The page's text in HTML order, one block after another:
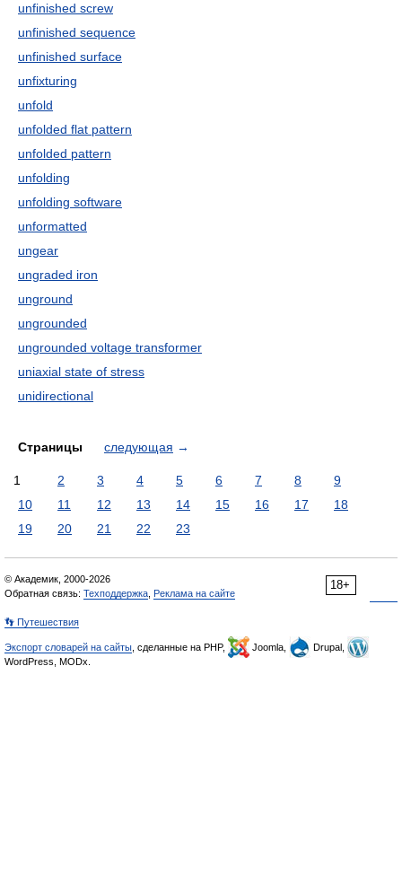
unfinished screw
unfinished sequence
unfinished surface
unfixturing
unfold
unfolded flat pattern
unfolded pattern
unfolding
unfolding software
unformatted
ungear
ungraded iron
unground
ungrounded
ungrounded voltage transformer
uniaxial state of stress
unidirectional
Страницы следующая →
1 2 3 4 5 6 7 8
9
10
11 12 13 14 15 16 17
18
19
20 21 22 23
18+
© Академик, 2000-2026
Обратная связь: Техподдержка Реклама на сайте
👣 Путешествия
Экспорт словарей на сайты , сделанные на PHP, Joomla,
Drupal,
WordPress, MODx.